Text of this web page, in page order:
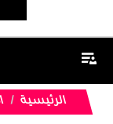
الرئيسية